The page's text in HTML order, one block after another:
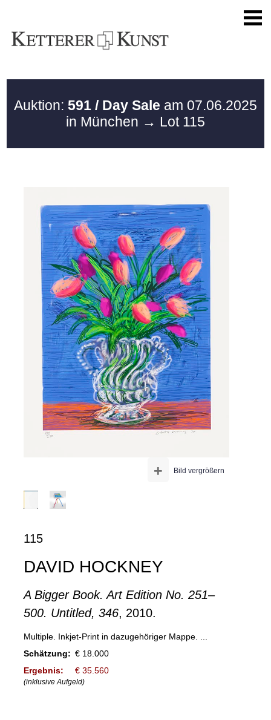
Auktion: 591 / Day Sale am 07.06.2025
in München → Lot 115
Bild vergrößern
+
115
DAVID HOCKNEY
A Bigger Book. Art Edition No. 251–
500. Untitled, 346, 2010.
Multiple. Inkjet-Print in dazugehöriger Mappe. ...
Schätzung: € 18.000
Ergebnis:
€ 35.560
(inklusive Aufgeld)